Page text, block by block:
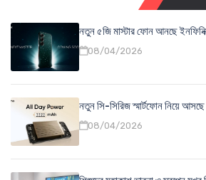
নতুন ৫জি মাস্টার ফোন আনছে
08/04/2026
নতুন সি-সিরিজ স্মার্টফোন নিয়ে আসছে
08/04/2026